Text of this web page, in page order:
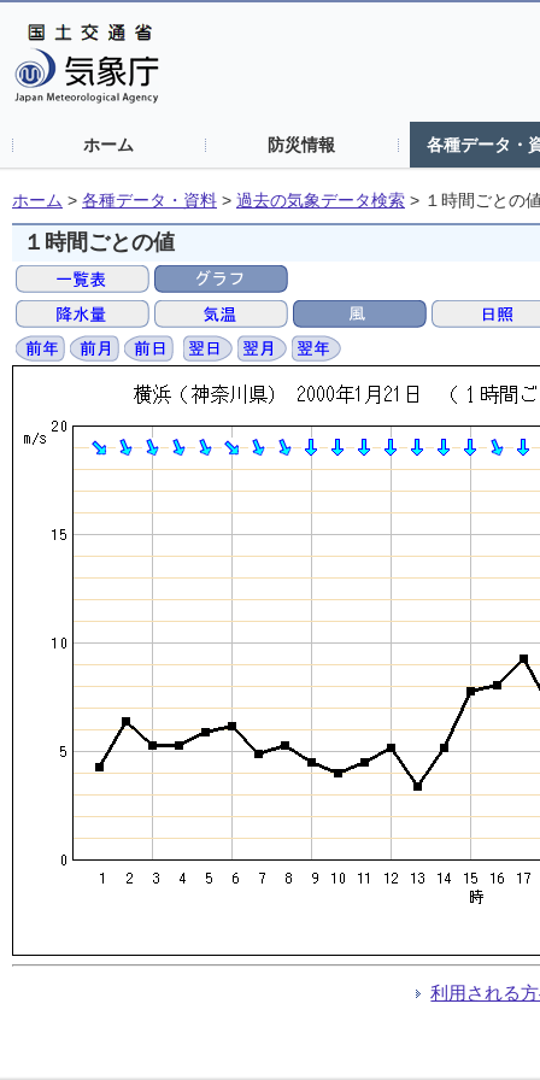
ホーム 防災情報 各種データ・
ホーム > 各種データ・資料 > 過去の気象データ検索 > １時間ごとの
１時間ごとの値
利用される